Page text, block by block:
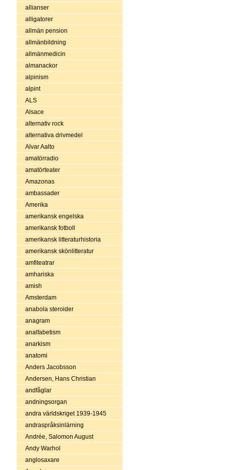
allianser
alligatorer
allmän pension
allmänbildning
allmänmedicin
almanackor
alpinism
alpint
ALS
Alsace
alternativ rock
alternativa drivmedel
Alvar Aalto
amatörradio
amatörteater
Amazonas
ambassader
Amerika
amerikansk engelska
amerikansk fotboll
amerikansk litteraturhistoria
amerikansk skönlitteratur
amfiteatrar
amhariska
amish
Amsterdam
anabola steroider
anagram
analfabetism
anarkism
anatomi
Anders Jacobsson
Andersen, Hans Christian
andfåglar
andningsorgan
andra världskriget 1939-1945
andraspråksinlärning
Andrée, Salomon August
Andy Warhol
anglosaxare